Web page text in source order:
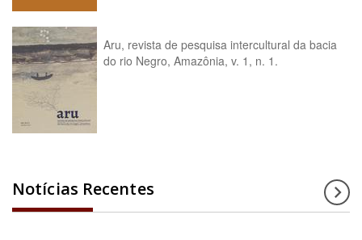
Aru, revista de pesquisa intercultural da bacia
do rio Negro, Amazônia, v. 1, n. 1.
Notícias Recentes